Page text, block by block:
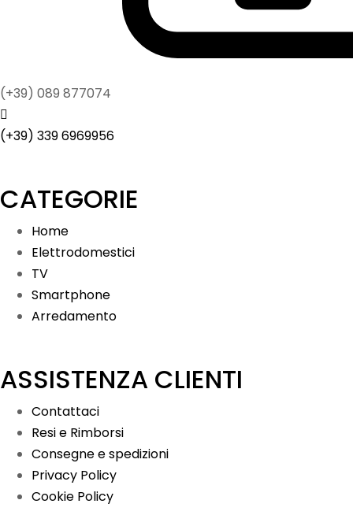
(+39) 089 877074
(+39) 339 6969956
CATEGORIE
Home
Elettrodomestici
TV
Smartphone
Arredamento
ASSISTENZA CLIENTI
Contattaci
Resi e Rimborsi
Consegne e spedizioni
Privacy Policy
Cookie Policy